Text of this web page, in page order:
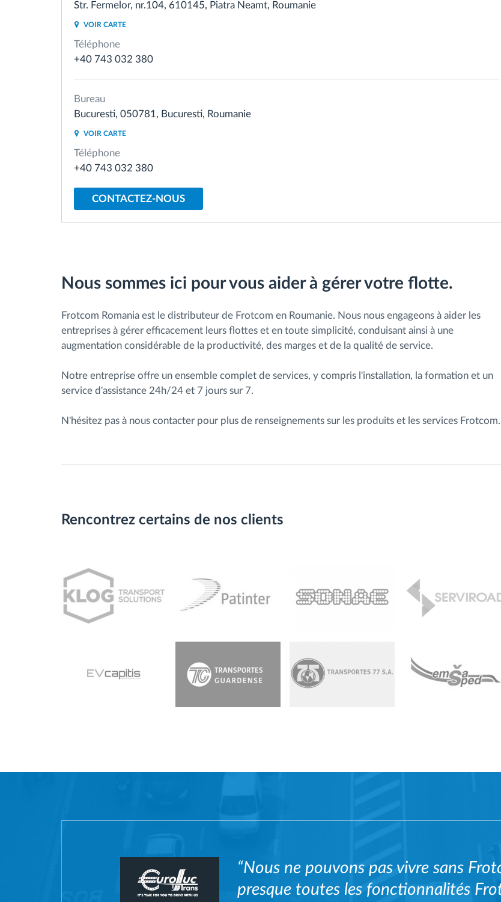
Contrôle d'accès
Gestion de carburant
Planification et suivi d'itinéraire
Identification automatique du
conducteur
Str. Fermelor, nr.104, 610145, Piatra Neamt, Roumanie
VOIR CARTE
Téléphone
+40 743 032 380
Bureau
Bucuresti, 050781, Bucuresti, Roumanie
VOIR CARTE
Téléphone
+40 743 032 380
CONTACTEZ-NOUS
Nous sommes ici pour vous aider à gérer votre flotte.
Frotcom Romania est le distributeur de Frotcom en Roumanie. Nous nous engageons à aider les
entreprises à gérer efficacement leurs flottes et en toute simplicité, conduisant ainsi à une
augmentation considérable de la productivité, des marges et de la qualité de service.
Notre entreprise offre un ensemble complet de services, y compris l'installation, la formation et un
service d'assistance 24h/24 et 7 jours sur 7.
N'hésitez pas à nous contacter pour plus de renseignements sur les produits et les services Frotcom.
Rencontrez certains de nos clients
“Nous ne pouvons pas vivre sans
presque toutes les fonctionnalités